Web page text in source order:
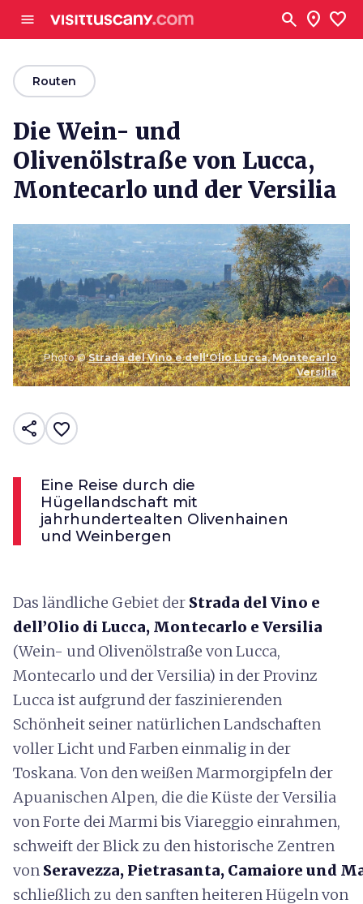
menu search location_on favorite
arrow_backRouten
Die Wein- und
Olivenölstraße von Lucca,
Montecarlo und der Versilia
Photo © Strada del Vino e dell'Olio Lucca, Montecarlo
Versilia
share favorite_border
Eine Reise durch die
Hügellandschaft mit
jahrhundertealten Olivenhainen
und Weinbergen
Das ländliche Gebiet der Strada del Vino e
dell’Olio di Lucca, Montecarlo e Versilia
(Wein- und Olivenölstraße von Lucca,
Montecarlo und der Versilia) in der Provinz
Lucca ist aufgrund der faszinierenden
Schönheit seiner natürlichen Landschaften
voller Licht und Farben einmalig in der
Toskana. Von den weißen Marmorgipfeln der
Apuanischen Alpen, die die Küste der Versilia
von Forte dei Marmi bis Viareggio einrahmen,
schweift der Blick zu den historische Zentren
von Seravezza, Pietrasanta, Camaiore und
schließlich zu den sanften heiteren Hügeln von